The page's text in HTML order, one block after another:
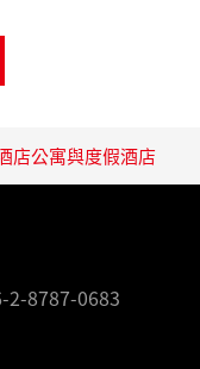
店公寓與度假酒店
2-8787-0683